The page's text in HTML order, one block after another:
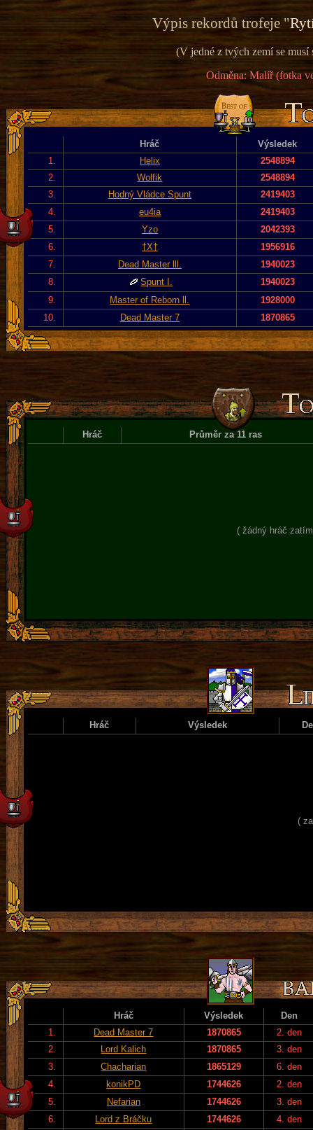
Výpis rekordů trofeje "
(V jedné z tvých zemí se
Odměna: Malíř (fotka
Hráč
Výsledek
1.
Helix
2548894
2.
Wolfik
2548894
3.
Hodný Vládce Spunt
2419403
4.
eu4ia
2419403
5.
Yzo
2042393
6.
†X†
1956916
7.
Dead Master lll.
1940023
8.
Spunt I.
1940023
9.
Master of Reborn ll.
1928000
10.
Dead Master 7 1870865
Hráč Průměr za 11 ras
( žádný hráč
Hráč Výsledek
(
Hráč Výsledek
Den
1.
Dead Master 7 1870865
2. den
2.
Lord Kalich 1870865
3. den
3.
Chacharian 1865129
6. den
4.
konikPD 1744626
2. den
5.
Nefarian 1744626
3. den
6.
Lord z Bráčku 1744626
4. den